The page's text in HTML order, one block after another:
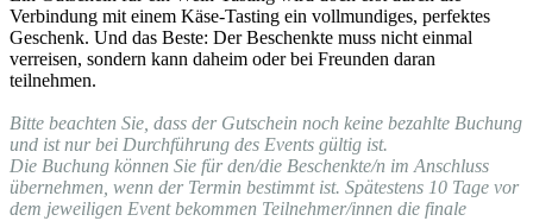
Verbindung mit einem Käse-Tasting ein vollmundiges, perfektes
Geschenk. Und das Beste: Der Beschenkte muss nicht einmal
verreisen, sondern kann daheim oder bei Freunden daran
teilnehmen.
Bitte beachten Sie, dass der Gutschein noch keine bezahlte Buchung
und ist nur bei Durchführung des Events gültig ist.
Die Buchung können Sie für den/die Beschenkte/n im Anschluss
übernehmen, wenn der Termin bestimmt ist. Spätestens 10 Tage vor
dem jeweiligen Event bekommen Teilnehmer/innen die finale